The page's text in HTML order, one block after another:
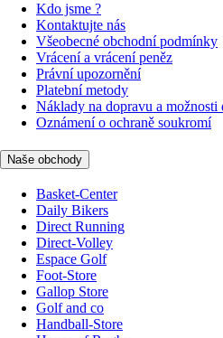
Kdo jsme ?
Kontaktujte nás
Všeobecné obchodní podmínky
Vrácení a vrácení peněz
Právní upozornění
Platební metody
Náklady na dopravu a možnosti
Oznámení o ochraně soukromí
Naše obchody
Basket-Center
Daily Bikers
Direct Running
Direct-Volley
Espace Golf
Foot-Store
Gallop Store
Golf and co
Handball-Store